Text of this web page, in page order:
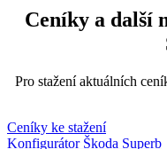
Ceníky a další
Pro stažení aktuálních
Ceníky ke stažení
Konfigurátor Škoda Superb